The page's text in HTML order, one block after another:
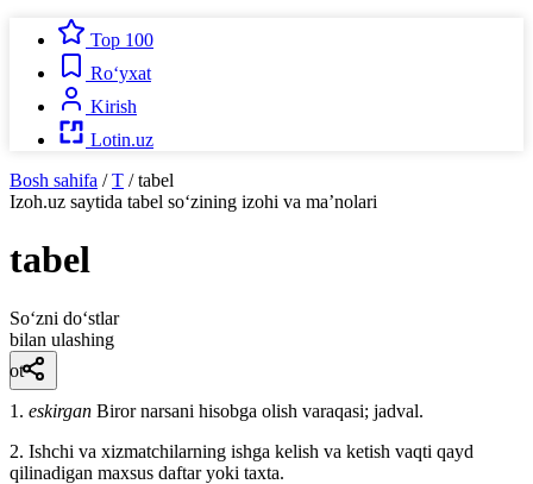
Top 100
Ro‘yxat
Kirish
Lotin.uz
Bosh sahifa / T / tabel
Izoh.uz saytida tabel so‘zining izohi va ma’nolari
tabel
So‘zni do‘stlar
bilan ulashing
ot
1. eskirgan Biror narsani hisobga olish varaqasi; jadval.
2. Ishchi va xizmatchilarning ishga kelish va ketish vaqti qayd
qilinadigan maxsus daftar yoki taxta.